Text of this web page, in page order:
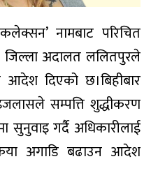
नामबाट परिचित
अदालत ललितपुरले
आदेश दिएको छ।बिहीबार
सम्पत्ति शुद्धीकरण
सुनुवाइ गर्दै अधिकारीलाई
अगाडि बढाउन आदेश